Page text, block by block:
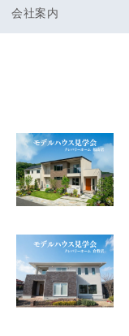
会社案内